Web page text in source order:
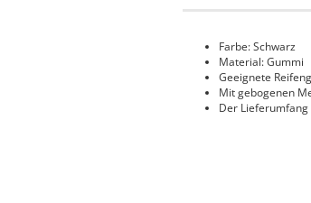
Farbe: Schwarz
Material: Gummi
Geeignete
Mit gebogenen
Der Lieferumfang